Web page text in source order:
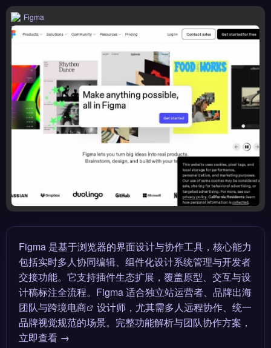
Figma
Figma 是基于浏览器的界面设计与协作工具，核心能力
包括实时多人协同编辑、组件化设计系统管理与开发者
交接功能。它支持插件生态扩展，覆盖原型、交互与设
计稿标注全流程。Figma 适合独立站运营者、品牌出海
团队与跨境电商
设计师，尤其需多人远程协作、统一
品牌视觉规范的场景。完整功能解析与团队协作方案，
立即查看 →